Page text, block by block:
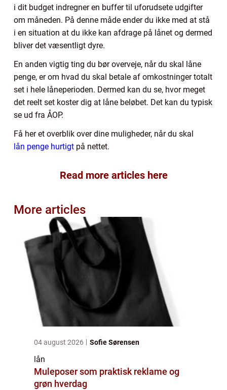
i dit budget indregner en buffer til uforudsete udgifter
om måneden. På denne måde ender du ikke med at stå
i en situation at du ikke kan afdrage på lånet og dermed
bliver det væsentligt dyre.
En anden vigtig ting du bør overveje, når du skal låne
penge, er om hvad du skal betale af omkostninger totalt
set i hele låneperioden. Dermed kan du se, hvor meget
det reelt set koster dig at låne beløbet. Det kan du typisk
se ud fra ÅOP.
Få her et overblik over dine muligheder, når du skal
lån penge hurtigt på nettet.
Read more articles here
More articles
04 august 2026 Sofie Sørensen
lån
Muleposer som praktisk reklame og
grøn hverdag